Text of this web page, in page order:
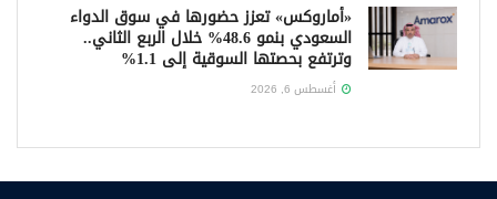
«أماروكس» تعزز حضورها في سوق الدواء
السعودي بنمو 48.6% خلال الربع الثاني..
وترتفع بحصتها السوقية إلى 1.1%
أغسطس 6, 2026